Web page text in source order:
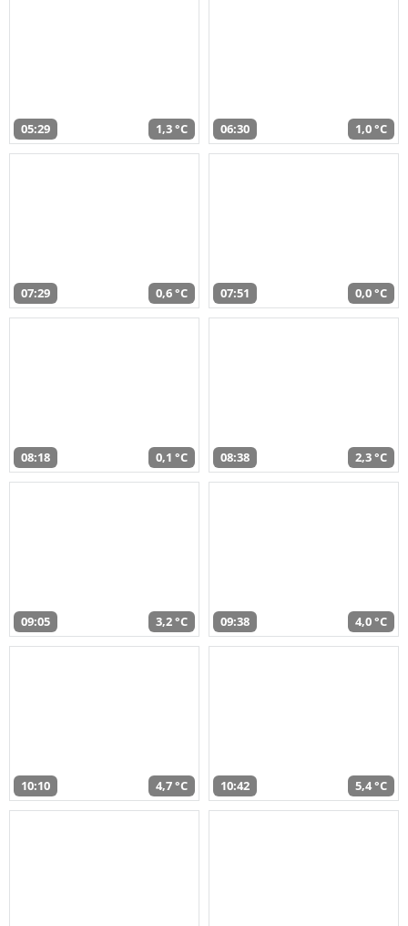
05:29 1,3 °C 06:30 1,0 °C
07:29 0,6 °C 07:51 0,0 °C
08:18 0,1 °C 08:38 2,3 °C
09:05 3,2 °C 09:38 4,0 °C
10:10 4,7 °C 10:42 5,4 °C